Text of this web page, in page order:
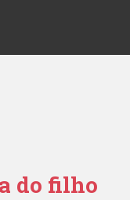
do filho